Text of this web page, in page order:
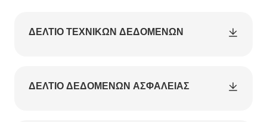
ΔΕΛΤΊΟ ΤΕΧΝΙΚΏΝ ΔΕΔΟΜΈΝΩΝ
ΔΕΛΤΊΟ ΔΕΔΟΜΈΝΩΝ ΑΣΦΑΛΕΊΑΣ